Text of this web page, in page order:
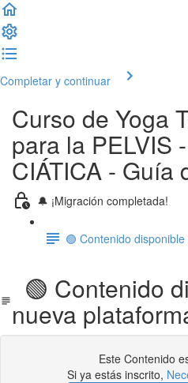
Completar y continuar
Curso de Yoga
para la PELVIS
CIÁTICA - Guía
🔔 ¡Migración completada!
🟢 Contenido
🟢 Contenido
nueva
Este Contenido
Si ya estás inscrito,